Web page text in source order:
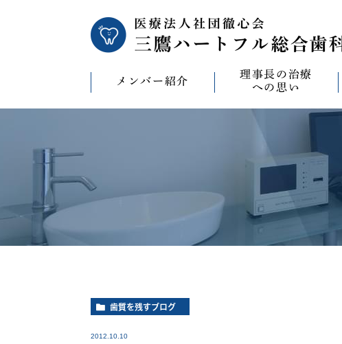
メンバー紹介
理事長の治療
への思い
CAD/CAM（オールセラミ
療）への思い
バイコンインプラントへ
マウスピース型矯正装置
ビザライン）への思い
歯質を残すブログ
2012.10.10